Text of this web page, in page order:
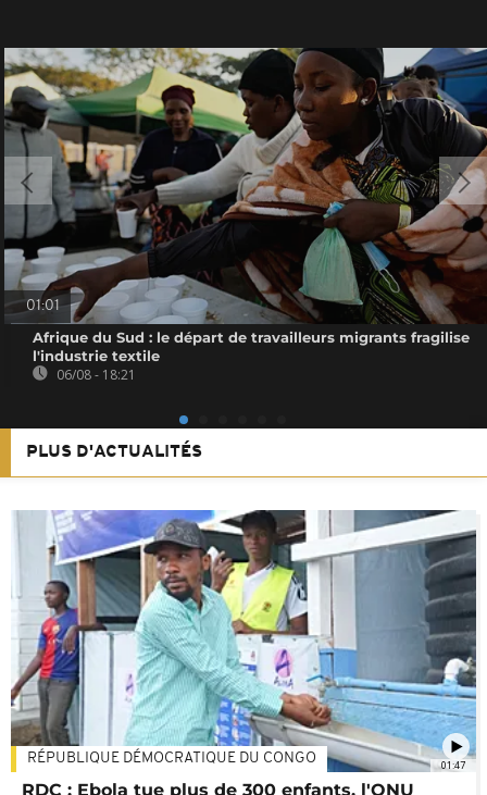
01:01
Afrique du Sud : le départ de travailleurs migrants fragilise
l'industrie textile
06/08 - 18:21
PLUS D'ACTUALITÉS
01:47
RÉPUBLIQUE DÉMOCRATIQUE DU CONGO
RDC : Ebola tue plus de 300 enfants, l'ONU